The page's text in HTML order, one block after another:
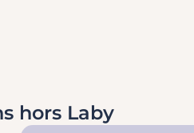
hors Laby